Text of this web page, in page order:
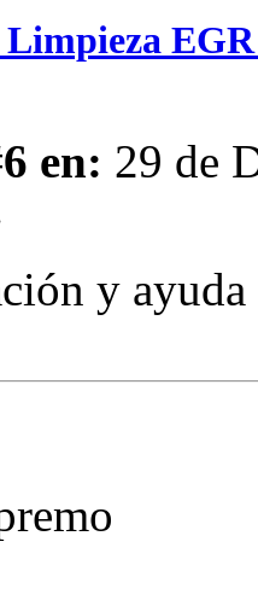
en: 29 de
y